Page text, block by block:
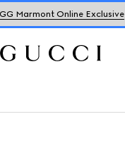
Marmont Online Exclusive